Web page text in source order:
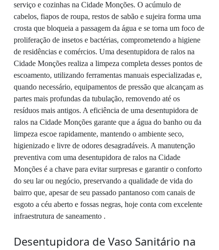
serviço e cozinhas na Cidade Monções. O acúmulo de
cabelos, fiapos de roupa, restos de sabão e sujeira forma uma
crosta que bloqueia a passagem da água e se torna um foco de
proliferação de insetos e bactérias, comprometendo a higiene
de residências e comércios. Uma desentupidora de ralos na
Cidade Monções realiza a limpeza completa desses pontos de
escoamento, utilizando ferramentas manuais especializadas e,
quando necessário, equipamentos de pressão que alcançam as
partes mais profundas da tubulação, removendo até os
resíduos mais antigos. A eficiência de uma desentupidora de
ralos na Cidade Monções garante que a água do banho ou da
limpeza escoe rapidamente, mantendo o ambiente seco,
higienizado e livre de odores desagradáveis. A manutenção
preventiva com uma desentupidora de ralos na Cidade
Monções é a chave para evitar surpresas e garantir o conforto
do seu lar ou negócio, preservando a qualidade de vida do
bairro que, apesar de seu passado pantanoso com canais de
esgoto a céu aberto e fossas negras, hoje conta com excelente
infraestrutura de saneamento .
Desentupidora de Vaso Sanitário na